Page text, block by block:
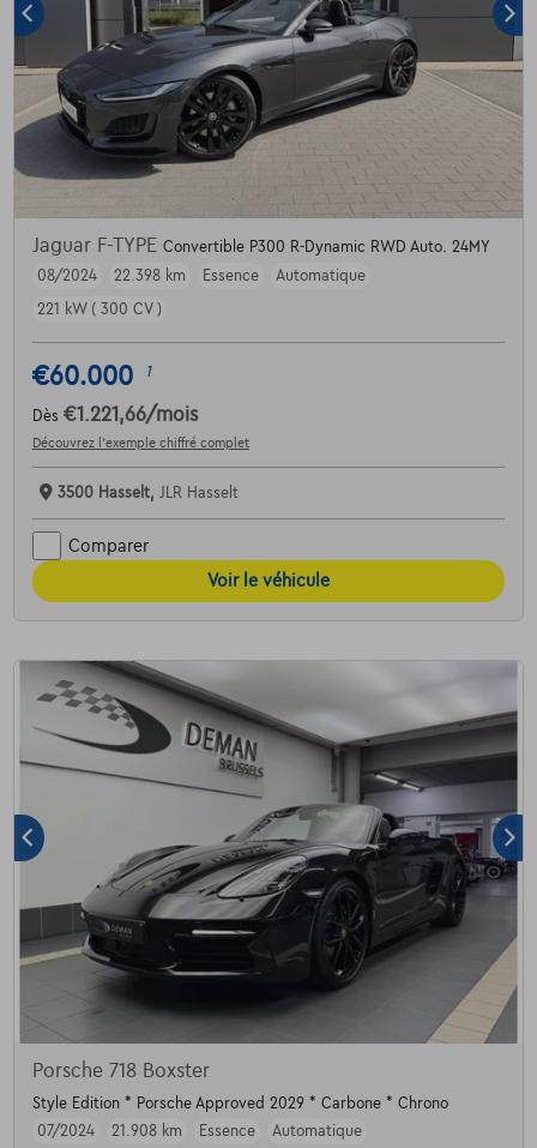
Jaguar F-TYPE Convertible P300 R-Dynamic RWD Auto. 24MY
08/2024
22.398 km Essence
Automatique
221 kW ( 300 CV )
€60.000 1
Dès €1.221,66/mois
Découvrez l’exemple chiffré complet
3500 Hasselt, JLR Hasselt
Comparer
Voir le véhicule
Porsche 718 Boxster
Style Edition * Porsche Approved 2029 * Carbone * Chrono
07/2024
21.908 km Essence
Automatique